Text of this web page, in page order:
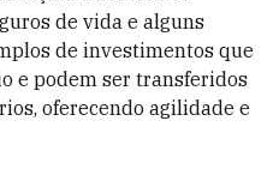
de vida e alguns
de investimentos que
e podem ser transferidos
oferecendo agilidade e